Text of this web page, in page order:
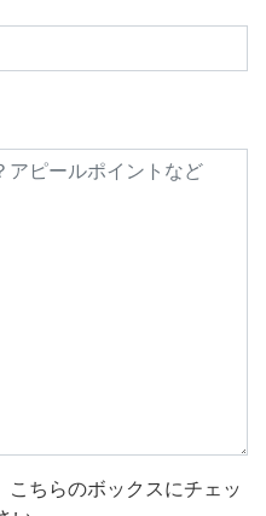
こちらのボックスにチェッ